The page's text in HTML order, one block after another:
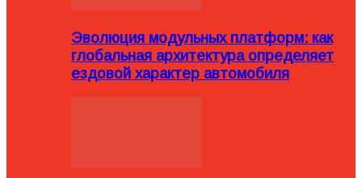
Эволюция модульных платформ: как
глобальная архитектура определяет
ездовой характер автомобиля